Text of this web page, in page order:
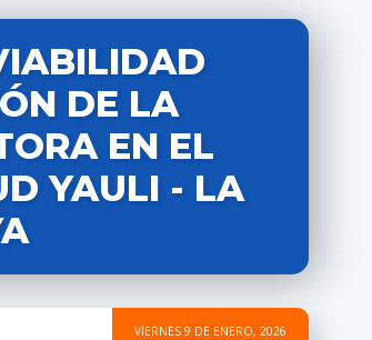
DE LA
EN EL
YAULI - LA
VIERNES 9 DE ENERO, 2026